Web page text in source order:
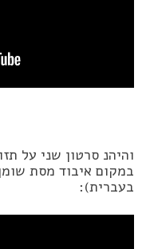
והיהנ סרטון שני על
במקום איבוד מסת
בעברית):